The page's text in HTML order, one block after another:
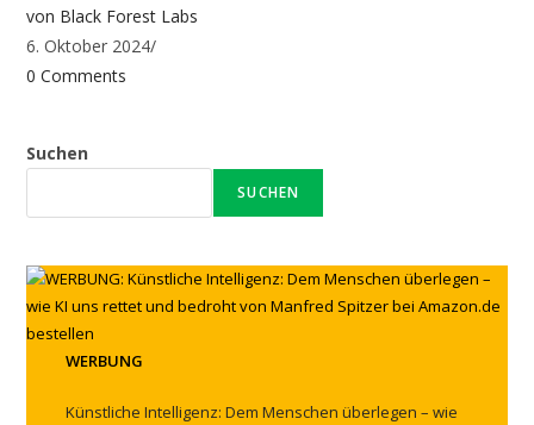
von Black Forest Labs
6. Oktober 2024/
0 Comments
Suchen
SUCHEN
WERBUNG
Künstliche Intelligenz: Dem Menschen überlegen – wie